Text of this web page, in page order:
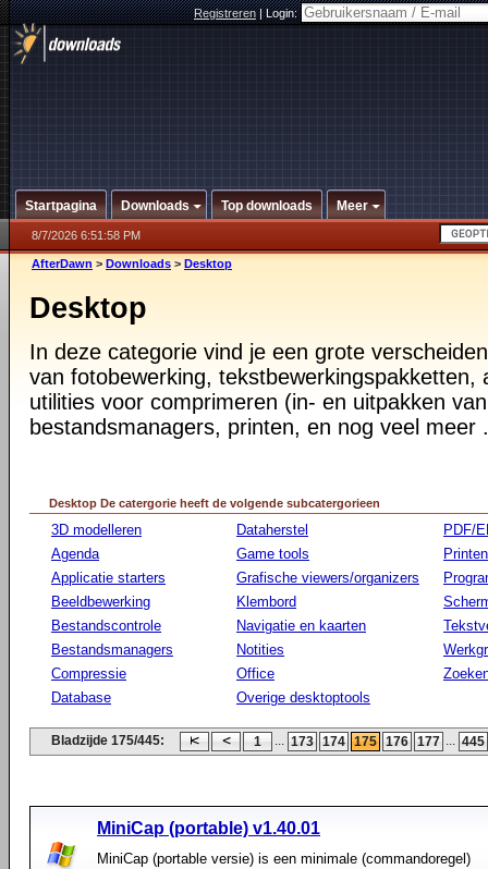
Registreren|Login:
Startpagina Downloads Top downloads Meer
8/7/2026 6:51:58 PM
AfterDawn > Downloads > Desktop
Desktop
In deze categorie vind je een grote
van fotobewerking, tekstbewerkingspakketten,
utilities voor comprimeren (in- en uitpakken
bestandsmanagers, printen, en nog veel meer
Desktop De catergorie heeft de volgende subcatergorieen
3D modelleren
Agenda
Applicatie starters
Beeldbewerking
Bestandscontrole
Bestandsmanagers
Compressie
Database
Dataherstel
Game tools
Grafische viewers/organizers
Klembord
Navigatie en kaarten
Notities
Office
Overige desktoptools
PDF/
Printen
Bladzijde 175/445: 1 ... 173 174 175 176 177 ... 445
MiniCap (portable) v1.40.01
MiniCap (portable versie) is een minimale (commandoregel)